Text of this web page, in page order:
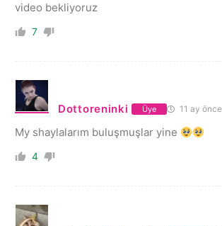
video bekliyoruz
7
Dottoreninki Üye 11 ay önce
My shaylalarım buluşmuşlar yine
4